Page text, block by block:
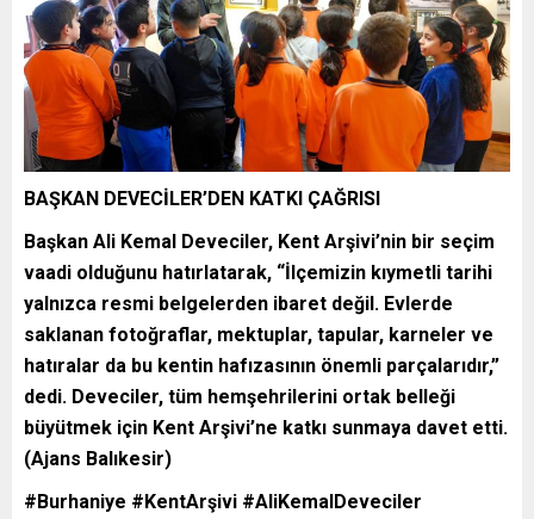
BAŞKAN DEVECİLER’DEN KATKI ÇAĞRISI
Başkan Ali Kemal Deveciler, Kent Arşivi’nin bir seçim
vaadi olduğunu hatırlatarak, “İlçemizin kıymetli tarihi
yalnızca resmi belgelerden ibaret değil. Evlerde
saklanan fotoğraflar, mektuplar, tapular, karneler ve
hatıralar da bu kentin hafızasının önemli parçalarıdır,”
dedi. Deveciler, tüm hemşehrilerini ortak belleği
büyütmek için Kent Arşivi’ne katkı sunmaya davet etti.
(Ajans Balıkesir)
#Burhaniye #KentArşivi #AliKemalDeveciler